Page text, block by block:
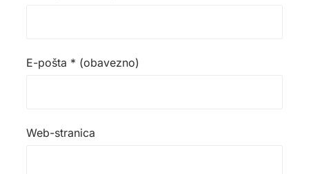
E-pošta * (obavezno)
Web-stranica